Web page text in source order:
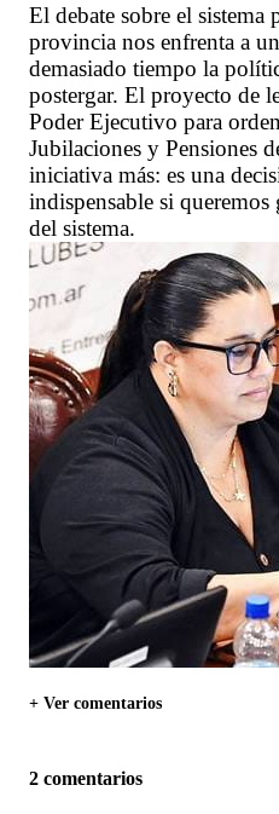
El debate sobre el sistema
provincia nos enfrenta a
demasiado tiempo la
postergar. El proyecto de
Poder Ejecutivo para
Jubilaciones y Pensiones
iniciativa más: es una
indispensable si
del sistema.
+ Ver comentarios
2 comentarios